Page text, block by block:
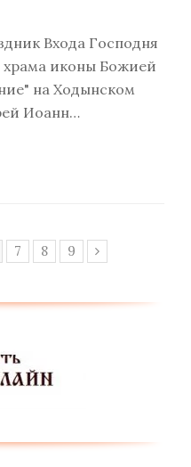
Входа Господня
храма иконы Божией
на Ходынском
Иоанн…
Page
7 Page
8 Page
9 Следующий